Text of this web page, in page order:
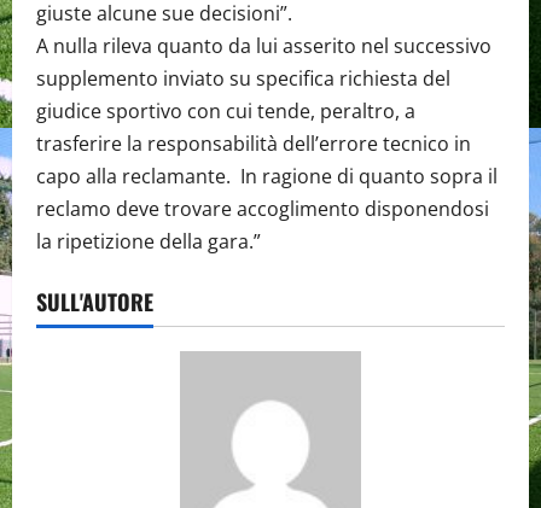
giuste alcune sue decisioni”.
A nulla rileva quanto da lui asserito nel successivo
supplemento inviato su specifica richiesta del
giudice sportivo con cui tende, peraltro, a
trasferire la responsabilità dell’errore tecnico in
capo alla reclamante. In ragione di quanto sopra il
reclamo deve trovare accoglimento disponendosi
la ripetizione della gara.”
SULL'AUTORE